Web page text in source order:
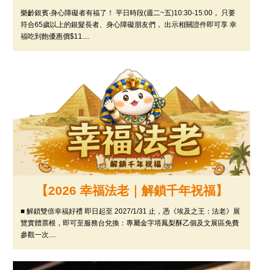
樂齡銀賓‧身心障礙者有福了！ 平日時段(週二~五)10:30-15:00， 只要
符合65歲以上的銀髮長者、身心障礙朋友們， 出示相關證件即可享 幸
福吃到飽優惠價$11....
【2026 幸福法老｜解鎖千年祝福】
■ 解鎖雙倍幸福好禮 即日起至 2027/1/31 止，憑《埃及之王：法老》展
覽實體票根，即可至服務台兌換：專屬金字塔鳳梨酥乙個及文展區免費
參觀一次....